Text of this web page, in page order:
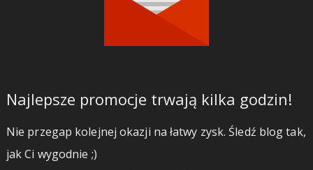
Najlepsze promocje trwają kilka godzin!
Nie przegap kolejnej okazji na łatwy zysk. Śledź blog tak,
jak Ci wygodnie ;)